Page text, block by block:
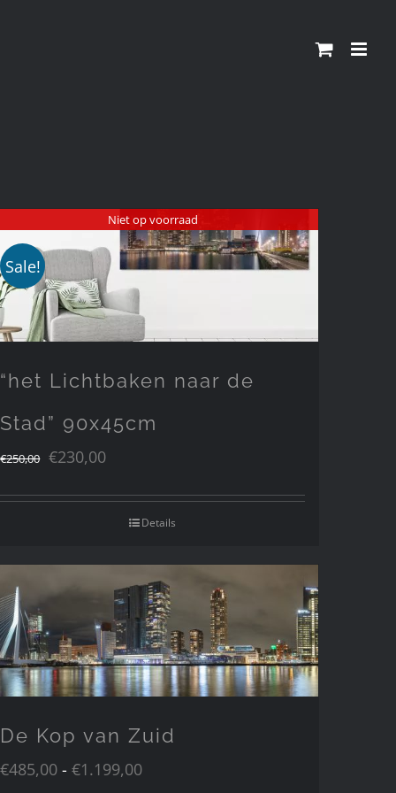
Niet op voorraad
Sale!
“het Lichtbaken naar de
Stad” 90x45cm
€250,00 Oorspronkelijke
was:
€230,00Huidige
is:
€230,00.
Details
De Kop van Zuid
€485,00 - €1.199,00Prijsklasse: